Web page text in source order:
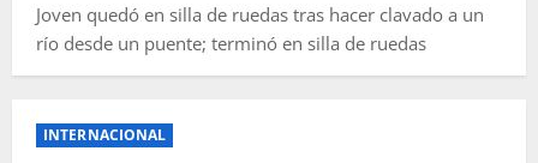
Joven quedó en silla de ruedas tras hacer clavado a un
río desde un puente; terminó en silla de ruedas
INTERNACIONAL